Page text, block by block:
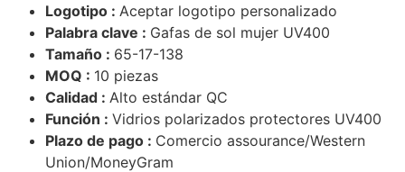
Logotipo : Aceptar logotipo personalizado
Palabra clave : Gafas de sol mujer UV400
Tamaño : 65-17-138
MOQ : 10 piezas
Calidad : Alto estándar QC
Función : Vidrios polarizados protectores UV400
Plazo de pago : Comercio assourance/Western
Union/MoneyGram